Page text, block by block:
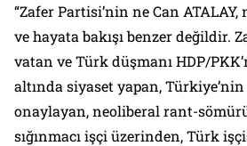
“Zafer Partisi’nin ne Can ATALAY,
ve hayata bakışı benzer değildir.
vatan ve Türk düşmanı HDP/
altında siyaset yapan,
onaylayan, neoliberal rant-
sığınmacı işçi üzerinden, Türk